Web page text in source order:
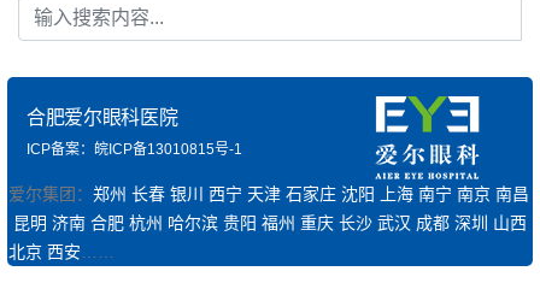
合肥爱尔眼科医院
ICP备案：皖ICP备13010815号-1
爱尔集团： 郑州 长春 银川 西宁 天津 石家庄 沈阳 上海 南宁 南京 南昌
昆明 济南 合肥 杭州 哈尔滨 贵阳 福州 重庆 长沙 武汉 成都 深圳 山西
北京 西安